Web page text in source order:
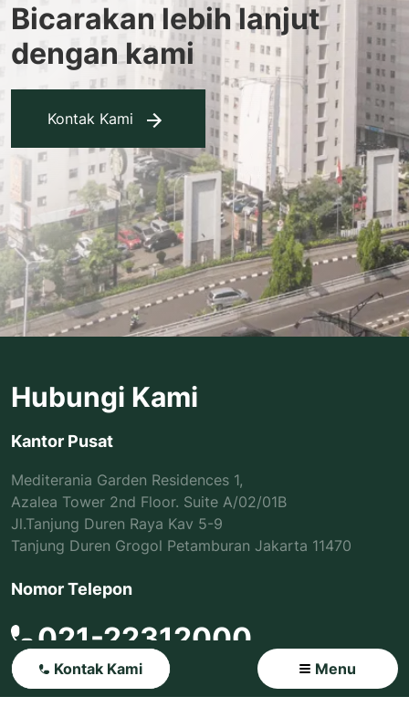
Menu Close
Menu
Kontak Kami
Bicarakan lebih lanjut
dengan kami
Kontak Kami
Hubungi Kami
Kantor Pusat
Mediterania Garden Residences 1,
Azalea Tower 2nd Floor. Suite A/02/01B
Jl.Tanjung Duren Raya Kav 5-9
Tanjung Duren Grogol Petamburan Jakarta 11470
Nomor Telepon
021-22312000